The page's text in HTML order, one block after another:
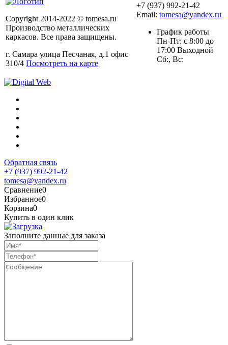
Copyright 2014-2022 © tomesa.ru
Производство металлических
каркасов. Все права защищены.
г. Самара улица Песчаная, д.1 офис
310/4 Посмотреть на карте
+7 (937) 992-21-42
Email: tomesa@yandex.ru
График работы
Пн-Пт: с 8:00 до
17:00 Выходной
Сб:, Вс:
Обратная связь
+7 (937) 992-21-42
tomesa@yandex.ru
Сравнение0
Избранное0
Корзина0
Купить в один клик
Заполните данные для заказа